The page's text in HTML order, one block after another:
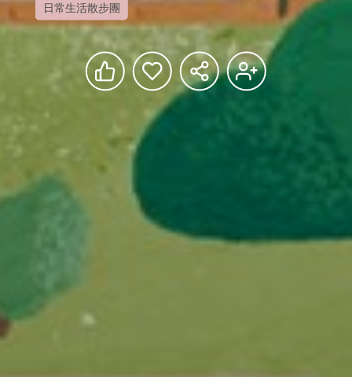
日常生活散步團